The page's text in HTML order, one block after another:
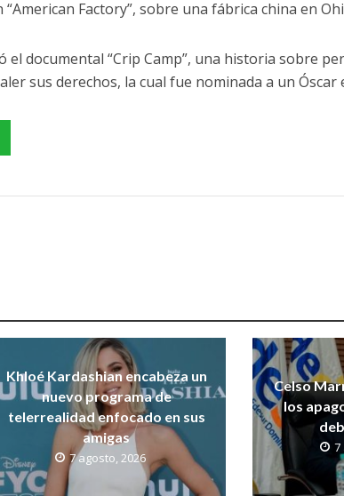
Factory”, sobre una fábrica china en
el documental “Crip Camp”, una historia sobre
sus derechos, la cual fue nominada a un Óscar
Khloé Kardashian encabeza un
nuevo programa de
telerrealidad enfocado en sus
amigas
7 agosto, 2026
Celso
los
7